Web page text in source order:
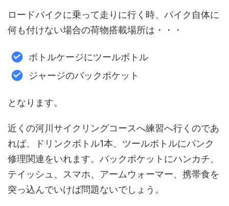
ロードバイクに乗って走りに行く時、バイク自体に
何も付けない場合の荷物搭載場所は・・・
ボトルケージにツールボトル
ジャージのバックポケット
となります。
近くの河川サイクリングコースへ練習へ行くのであ
れば、ドリンクボトル1本、ツールボトルにパンク
修理関連をいれます。バックポケットにハンカチ、
テイッシュ、スマホ、アームウォーマー、携帯食を
突っ込んでいけば問題ないでしょう。